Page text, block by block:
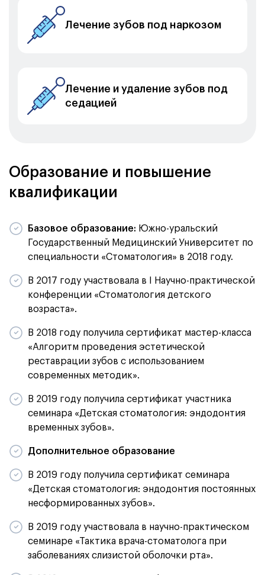
Лечение зубов под наркозом
Лечение и удаление зубов под
седацией
Образование и повышение
квалификации
Базовое образование: Южно-уральский
Государственный Медицинский Университет по
специальности «Стоматология» в 2018 году.
В 2017 году участвовала в I Научно-практической
конференции «Стоматология детского
возраста».
В 2018 году получила сертификат мастер-класса
«Алгоритм проведения эстетической
реставрации зубов с использованием
современных методик».
В 2019 году получила сертификат участника
семинара «Детская стоматология: эндодонтия
временных зубов».
Дополнительное образование
В 2019 году получила сертификат семинара
«Детская стоматология: эндодонтия постоянных
несформированных зубов».
В 2019 году участвовала в научно-практическом
семинаре «Тактика врача-стоматолога при
заболеваниях слизистой оболочки рта».